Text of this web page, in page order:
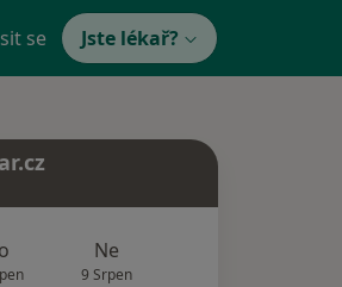
se Jste lékař?
Ne
9 Srpen